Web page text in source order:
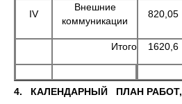
IV
Внешние
коммуникации
820,05
Итого 1620,6
4. КАЛЕНДАРНЫЙ ПЛАН РАБОТ,